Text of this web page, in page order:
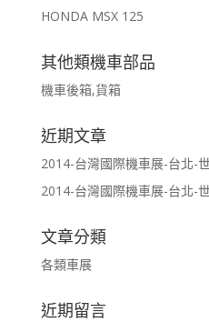
HONDA MSX 125
其他類機車部品
機車後箱,貨箱
近期文章
2014-台灣國際機車展-台北-
2014-台灣國際機車展-台北-
文章分類
各類車展
近期留言